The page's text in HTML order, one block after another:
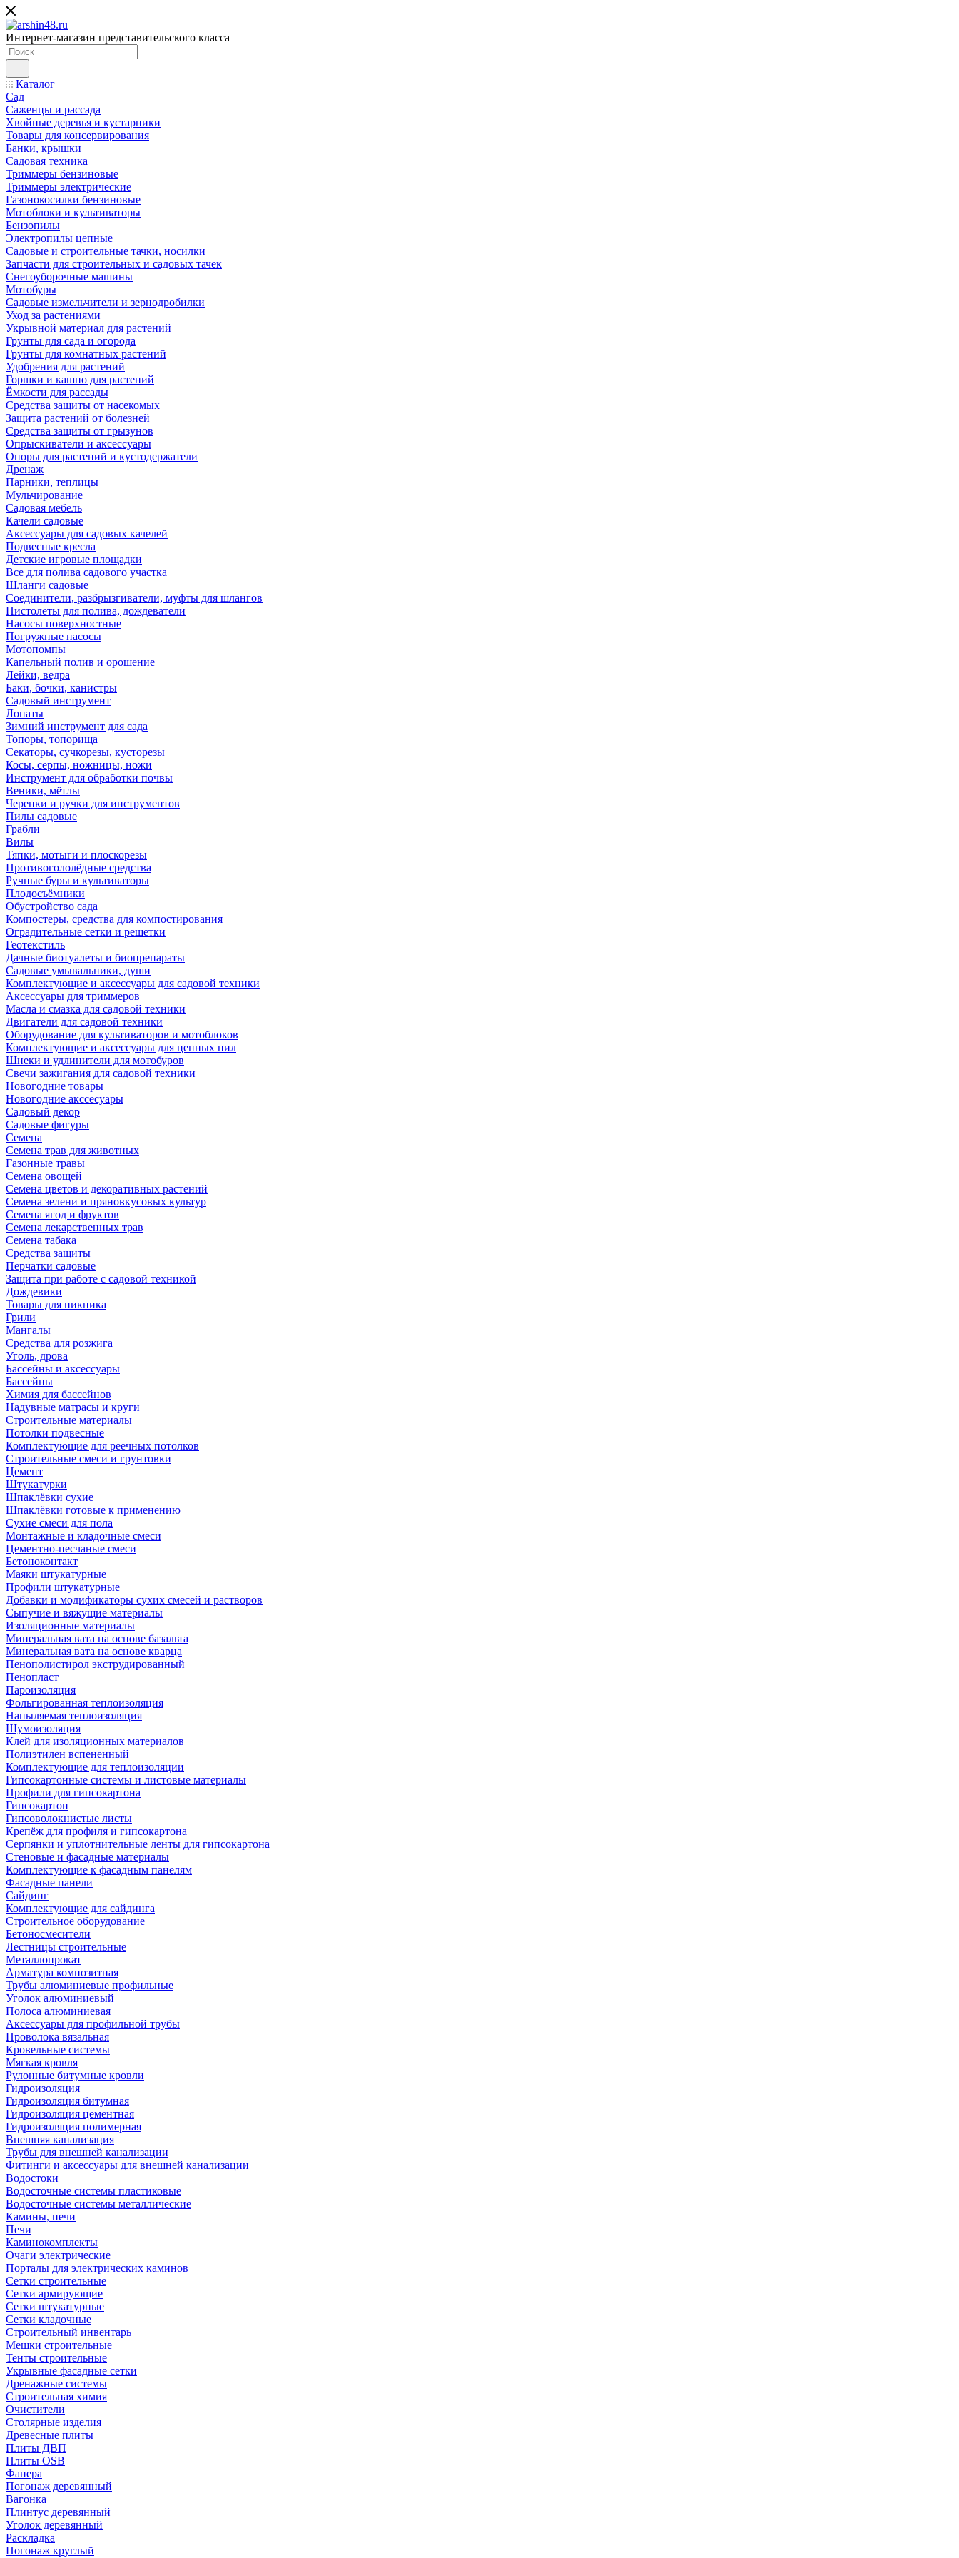
Интернет-магазин представительского класса
Каталог
Сад
Саженцы и рассада
Хвойные деревья и кустарники
Товары для консервирования
Банки, крышки
Садовая техника
Триммеры бензиновые
Триммеры электрические
Газонокосилки бензиновые
Мотоблоки и культиваторы
Бензопилы
Электропилы цепные
Садовые и строительные тачки, носилки
Запчасти для строительных и садовых тачек
Снегоуборочные машины
Мотобуры
Садовые измельчители и зернодробилки
Уход за растениями
Укрывной материал для растений
Грунты для сада и огорода
Грунты для комнатных растений
Удобрения для растений
Горшки и кашпо для растений
Ёмкости для рассады
Средства защиты от насекомых
Защита растений от болезней
Средства защиты от грызунов
Опрыскиватели и аксессуары
Опоры для растений и кустодержатели
Дренаж
Парники, теплицы
Мульчирование
Садовая мебель
Качели садовые
Аксессуары для садовых качелей
Подвесные кресла
Детские игровые площадки
Все для полива садового участка
Шланги садовые
Соединители, разбрызгиватели, муфты для шлангов
Пистолеты для полива, дождеватели
Насосы поверхностные
Погружные насосы
Мотопомпы
Капельный полив и орошение
Лейки, ведра
Баки, бочки, канистры
Садовый инструмент
Лопаты
Зимний инструмент для сада
Топоры, топорища
Секаторы, сучкорезы, кусторезы
Косы, серпы, ножницы, ножи
Инструмент для обработки почвы
Веники, мётлы
Черенки и ручки для инструментов
Пилы садовые
Грабли
Вилы
Тяпки, мотыги и плоскорезы
Противогололёдные средства
Ручные буры и культиваторы
Плодосъёмники
Обустройство сада
Компостеры, средства для компостирования
Оградительные сетки и решетки
Геотекстиль
Дачные биотуалеты и биопрепараты
Садовые умывальники, души
Комплектующие и аксессуары для садовой техники
Аксессуары для триммеров
Масла и смазка для садовой техники
Двигатели для садовой техники
Оборудование для культиваторов и мотоблоков
Комплектующие и аксессуары для цепных пил
Шнеки и удлинители для мотобуров
Свечи зажигания для садовой техники
Новогодние товары
Новогодние акссесуары
Садовый декор
Садовые фигуры
Семена
Семена трав для животных
Газонные травы
Семена овощей
Семена цветов и декоративных растений
Семена зелени и пряновкусовых культур
Семена ягод и фруктов
Семена лекарственных трав
Семена табака
Средства защиты
Перчатки садовые
Защита при работе с садовой техникой
Дождевики
Товары для пикника
Грили
Мангалы
Средства для розжига
Уголь, дрова
Бассейны и аксессуары
Бассейны
Химия для бассейнов
Надувные матрасы и круги
Строительные материалы
Потолки подвесные
Комплектующие для реечных потолков
Строительные смеси и грунтовки
Цемент
Штукатурки
Шпаклёвки сухие
Шпаклёвки готовые к применению
Сухие смеси для пола
Монтажные и кладочные смеси
Цементно-песчаные смеси
Бетоноконтакт
Маяки штукатурные
Профили штукатурные
Добавки и модификаторы сухих смесей и растворов
Сыпучие и вяжущие материалы
Изоляционные материалы
Минеральная вата на основе базальта
Минеральная вата на основе кварца
Пенополистирол экструдированный
Пенопласт
Пароизоляция
Фольгированная теплоизоляция
Напыляемая теплоизоляция
Шумоизоляция
Клей для изоляционных материалов
Полиэтилен вспененный
Комплектующие для теплоизоляции
Гипсокартонные системы и листовые материалы
Профили для гипсокартона
Гипсокартон
Гипсоволокнистые листы
Крепёж для профиля и гипсокартона
Серпянки и уплотнительные ленты для гипсокартона
Стеновые и фасадные материалы
Комплектующие к фасадным панелям
Фасадные панели
Сайдинг
Комплектующие для сайдинга
Строительное оборудование
Бетоносмесители
Лестницы строительные
Металлопрокат
Арматура композитная
Трубы алюминиевые профильные
Уголок алюминиевый
Полоса алюминиевая
Аксессуары для профильной трубы
Проволока вязальная
Кровельные системы
Мягкая кровля
Рулонные битумные кровли
Гидроизоляция
Гидроизоляция битумная
Гидроизоляция цементная
Гидроизоляция полимерная
Внешняя канализация
Трубы для внешней канализации
Фитинги и аксессуары для внешней канализации
Водостоки
Водосточные системы пластиковые
Водосточные системы металлические
Камины, печи
Печи
Каминокомплекты
Очаги электрические
Порталы для электрических каминов
Сетки строительные
Сетки армирующие
Сетки штукатурные
Сетки кладочные
Строительный инвентарь
Мешки строительные
Тенты строительные
Укрывные фасадные сетки
Дренажные системы
Строительная химия
Очистители
Столярные изделия
Древесные плиты
Плиты ДВП
Плиты OSB
Фанера
Погонаж деревянный
Вагонка
Плинтус деревянный
Уголок деревянный
Раскладка
Погонаж круглый